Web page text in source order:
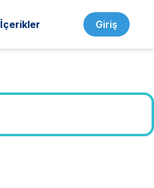
İçerikler Giriş